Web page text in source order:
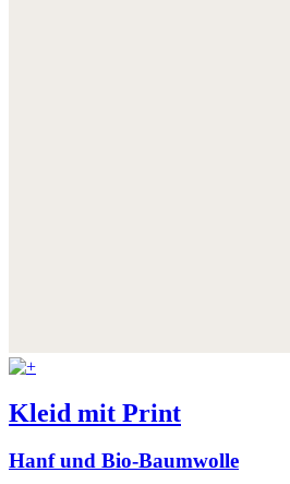
Kleid mit Print
Hanf und Bio-Baumwolle